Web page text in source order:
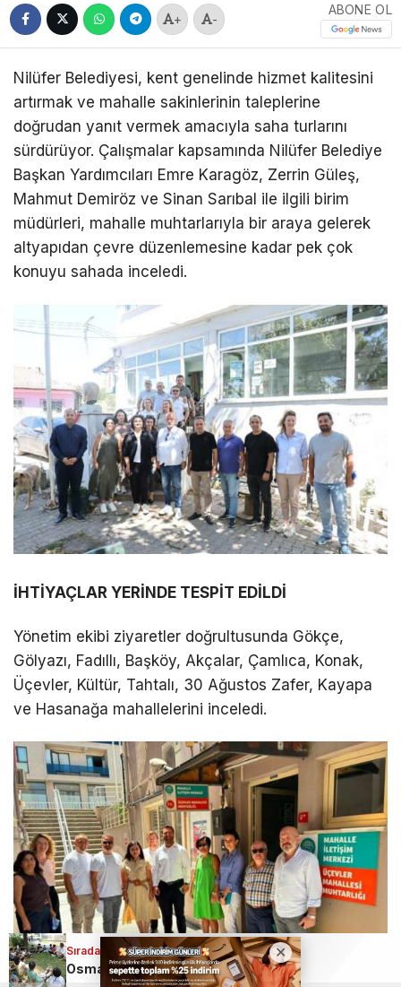
+ -
ABONE OL
Nilüfer Belediyesi, kent genelinde hizmet kalitesini
artırmak ve mahalle sakinlerinin taleplerine
doğrudan yanıt vermek amacıyla saha turlarını
sürdürüyor. Çalışmalar kapsamında Nilüfer Belediye
Başkan Yardımcıları Emre Karagöz, Zerrin Güleş,
Mahmut Demiröz ve Sinan Sarıbal ile ilgili birim
müdürleri, mahalle muhtarlarıyla bir araya gelerek
altyapıdan çevre düzenlemesine kadar pek çok
konuyu sahada inceledi.
İHTİYAÇLAR YERİNDE TESPİT EDİLDİ
Yönetim ekibi ziyaretler doğrultusunda Gökçe,
Gölyazı, Fadıllı, Başköy, Akçalar, Çamlıca, Konak,
Üçevler, Kültür, Tahtalı, 30 Ağustos Zafer, Kayapa
ve Hasanağa mahallelerini inceledi.
Sıradaki Haber
Osmangazi’de Gezici kütüphane çocuklar için Bursa’yı geziyor